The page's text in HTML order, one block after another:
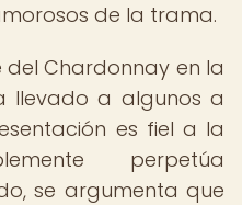
de la trama.
Chardonnay en la
llevado a algunos a
es fiel a la
perpetúa
se argumenta que